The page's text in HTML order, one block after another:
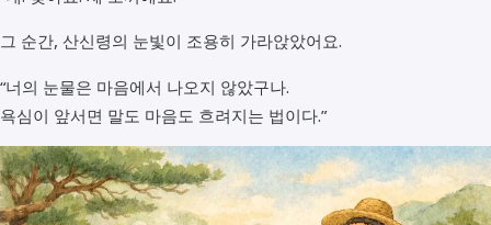
그 순간, 산신령의 눈빛이 조용히 가라앉았어요.
“너의 눈물은 마음에서 나오지 않았구나.
욕심이 앞서면 말도 마음도 흐려지는 법이다.”